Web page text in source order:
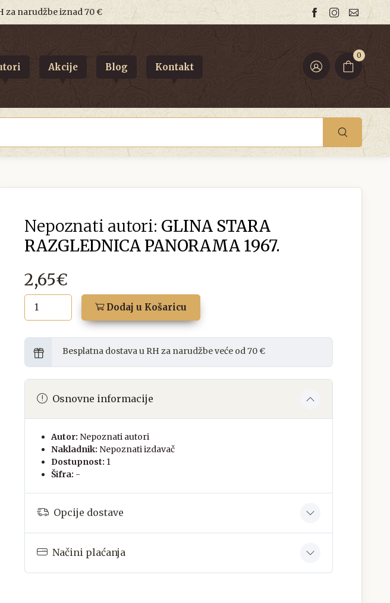
za narudžbe iznad 70 €
0
Akcije Blog Kontakt
Nepoznati autori: GLINA STARA
RAZGLEDNICA PANORAMA 1967.
2,65€
Dodaj u Košaricu
Besplatna dostava u RH za narudžbe veće od 70 €
Osnovne informacije
Autor: Nepoznati autori
Nakladnik: Nepoznati izdavač
Dostupnost: 1
Šifra: -
Opcije dostave
Načini plaćanja